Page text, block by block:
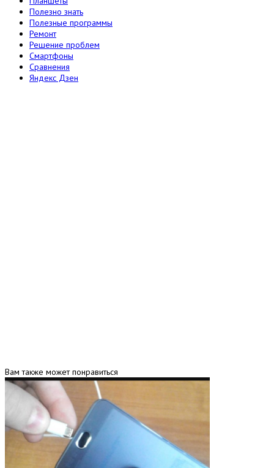
Полезно знать
Полезные программы
Ремонт
Решение проблем
Смартфоны
Сравнения
Яндекс Дзен
Вам также может понравиться